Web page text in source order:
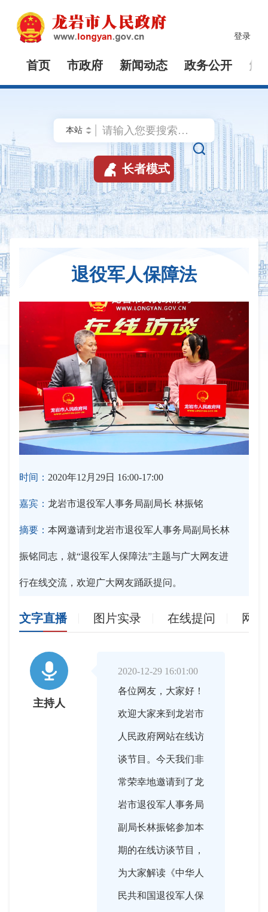
登录
首页 市政府 新闻动态 政务公开 解

 长者模式
退役军人保障法
时间： 2020年12月29日 16:00-17:00
嘉宾： 龙岩市退役军人事务局副局长 林振铭
摘要： 本网邀请到龙岩市退役军人事务局副局长林
振铭同志，就“退役军人保障法”主题与广大网友进
行在线交流，欢迎广大网友踊跃提问。
文字直播 图片实录 在线提问 网

主持人
2020-12-29 16:01:00
各位网友，大家好！
欢迎大家来到龙岩市
人民政府网站在线访
谈节目。今天我们非
常荣幸地邀请到了龙
岩市退役军人事务局
副局长林振铭参加本
期的在线访谈节目，
为大家解读《中华人
民共和国退役军人保